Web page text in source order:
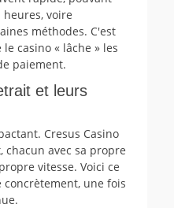
voire
méthodes. C'est
casino « lâche » les
paiement.
et leurs
Cresus Casino
chacun avec sa propre
vitesse. Voici ce
une fois